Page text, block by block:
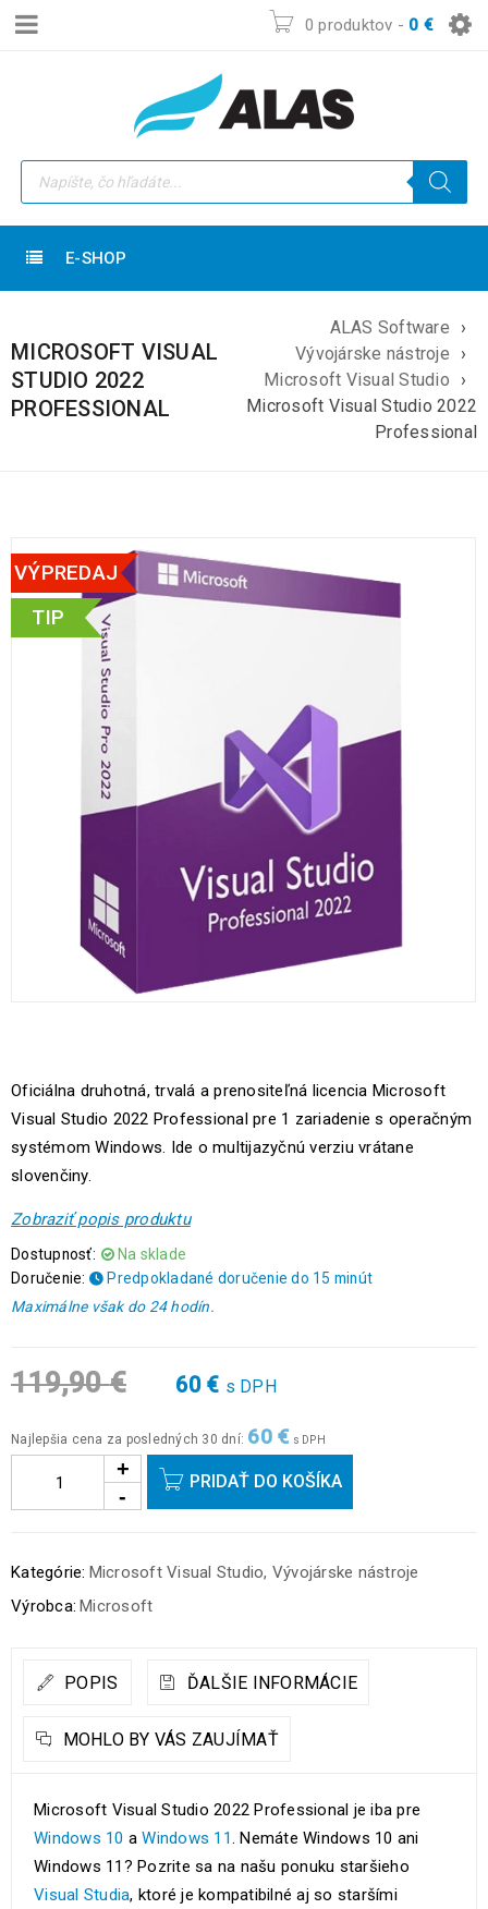
0 produktov - 0 €
E-SHOP
MICROSOFT VISUAL
STUDIO 2022
PROFESSIONAL
ALAS Software
›
Vývojárske nástroje
›
Microsoft Visual Studio
›
Microsoft Visual Studio 2022
Professional
VÝPREDAJ
TIP
Oficiálna druhotná, trvalá a prenositeľná licencia Microsoft
Visual Studio 2022 Professional pre 1 zariadenie s operačným
systémom Windows. Ide o multijazyčnú verziu vrátane
slovenčiny.
Zobraziť popis produktu
Dostupnosť:
Na sklade
Doručenie:
Predpokladané doručenie do 15 minút
Maximálne však do 24 hodín.
119,90€ 60 € s DPH
Najlepšia cena za posledných 30 dní: 60 € s DPH
PRIDAŤ DO KOŠÍKA
Kategórie: Microsoft Visual Studio, Vývojárske nástroje
Výrobca: Microsoft
POPIS ĎALŠIE INFORMÁCIE
MOHLO BY VÁS ZAUJÍMAŤ
Microsoft Visual Studio 2022 Professional je iba pre
Windows 10 aWindows 11. Nemáte Windows 10 ani
Windows 11? Pozrite sa na našu ponuku staršieho
Visual Studia, ktoré je kompatibilné aj so staršími